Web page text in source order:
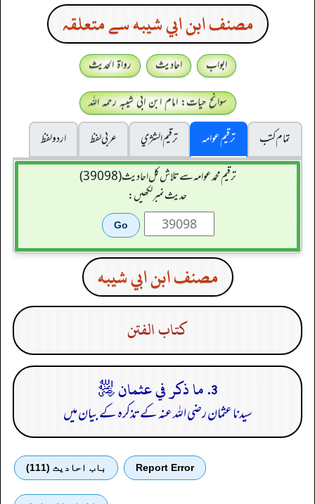
مصنف ابن ابي شيبه سے متعلقہ
ابواب احادیث
رواۃ الحدیث
سوانح حیات: امام ابن ابی شیبہ رحمہ اللہ
تمام کتب
ترقیم عوامہ ترقيم الشژي عربی لفظ
اردو لفظ
ترقیم محمدعوامہ سے تلاش کل احادیث (39098)
حدیث نمبر لکھیں:
مصنف ابن ابي شيبه
كتاب الفتن
3. ما ذكر في عثمان ﵁
سیدنا عثمان رضی اللہ عنہ کے تذکرہ کے بیان میں
Report Error باب احادیث (111)